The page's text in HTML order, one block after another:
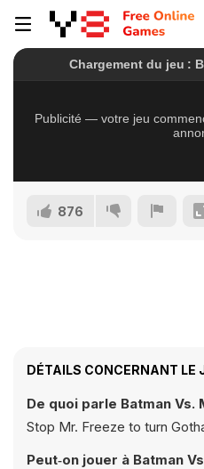
876
DÉTAILS CONCERNANT LE
De quoi parle Batman Vs.
Stop Mr. Freeze to turn
Peut‑on jouer à Batman